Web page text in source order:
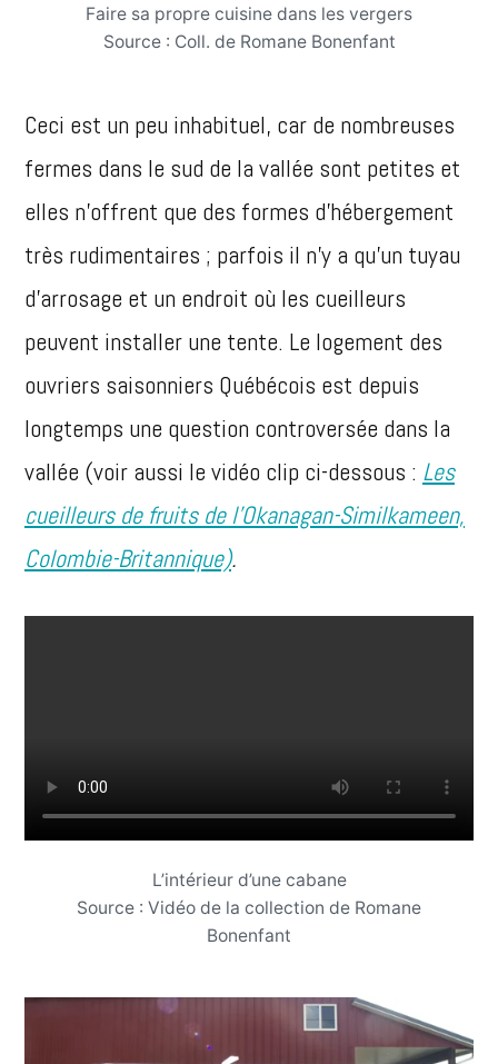
Faire sa propre cuisine dans les vergers
Source : Coll. de Romane Bonenfant
Ceci est un peu inhabituel, car de nombreuses
fermes dans le sud de la vallée sont petites et
elles n’offrent que des formes d’hébergement
très rudimentaires ; parfois il n’y a qu’un tuyau
d’arrosage et un endroit où les cueilleurs
peuvent installer une tente. Le logement des
ouvriers saisonniers Québécois est depuis
longtemps une question controversée dans la
vallée (voir aussi le vidéo clip ci-dessous : Les
cueilleurs de fruits de l’Okanagan-Similkameen,
Colombie-Britannique).
L’intérieur d’une cabane
Source : Vidéo de la collection de Romane
Bonenfant